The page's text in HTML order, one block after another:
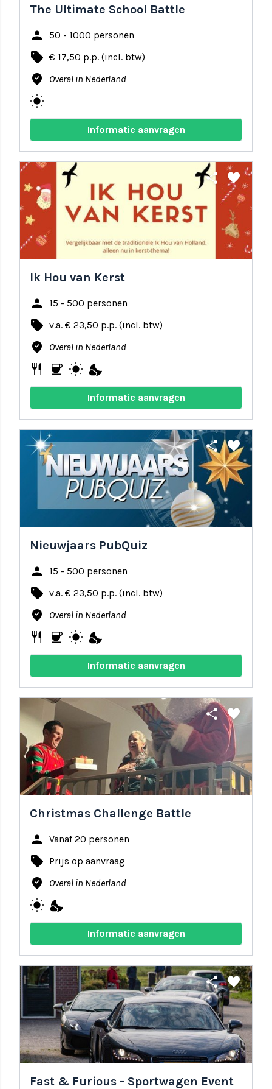
The Ultimate School Battle
person 50 - 1000 personen
local_offer € 17,50 p.p. (incl. btw)
where_to_vote Overal in Nederland
wb_sunny
Informatie aanvragen
share favorite
Ik Hou van Kerst
person 15 - 500 personen
local_offer v.a. € 23,50 p.p. (incl. btw)
where_to_vote Overal in Nederland
restaurant coffee wb_sunny nights_stay
Informatie aanvragen
share favorite
Nieuwjaars PubQuiz
person 15 - 500 personen
local_offer v.a. € 23,50 p.p. (incl. btw)
where_to_vote Overal in Nederland
restaurant coffee wb_sunny nights_stay
Informatie aanvragen
share favorite
Christmas Challenge Battle
person Vanaf 20 personen
local_offer Prijs op aanvraag
where_to_vote Overal in Nederland
wb_sunny nights_stay
Informatie aanvragen
share favorite
Fast & Furious - Sportwagen Event